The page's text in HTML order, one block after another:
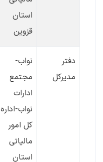
استان
قزوین
دفتر
مدیرکل
نواب-
مجتمع
ادارات
نواب-اداره
کل امور
مالیاتی
استان